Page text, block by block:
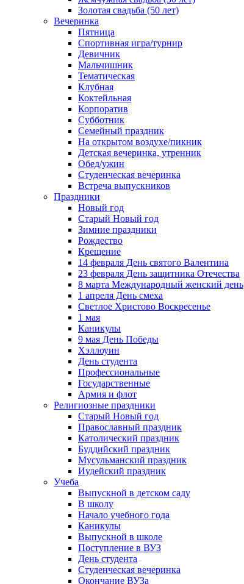
Золотая свадьба (50 лет)
Вечеринка
Пятница
Спортивная игра/турнир
Девичник
Мальчишник
Тематическая
Клубная
Коктейльная
Корпоратив
Субботник
Семейный праздник
На открытом воздухе/пикник
Детская вечеринка, утренник
Обед/ужин
Студенческая вечеринка
Встреча выпускников
Праздники
Новый год
Старый Новый год
Зимние праздники
Рождество
Крещение
14 февраля День святого Валентина
23 февраля День защитника Отечества
8 марта Международный женский день
1 апреля День смеха
Светлое Христово Воскресенье
1 мая
Каникулы
9 мая День Победы
Хэллоуин
День студента
Профессиональные
Государственные
Армия и флот
Религиозные праздники
Старый Новый год
Православный праздник
Католический праздник
Буддийский праздник
Мусульманский праздник
Иудейский праздник
Учеба
Выпускной в детском саду
В школу
Начало учебного года
Каникулы
Выпускной в школе
Поступление в ВУЗ
День студента
Студенческая вечеринка
Окончание ВУЗа